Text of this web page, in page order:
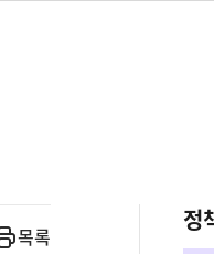
목록
정